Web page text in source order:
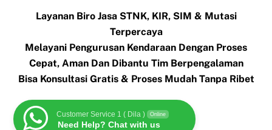
Layanan Biro Jasa STNK, KIR, SIM & Mutasi
Terpercaya
Melayani Pengurusan Kendaraan Dengan Proses
Cepat, Aman Dan Dibantu Tim Berpengalaman
Bisa Konsultasi Gratis & Proses Mudah Tanpa Ribet
Customer Service 1 ( Dila ) Online
Need Help? Chat with us